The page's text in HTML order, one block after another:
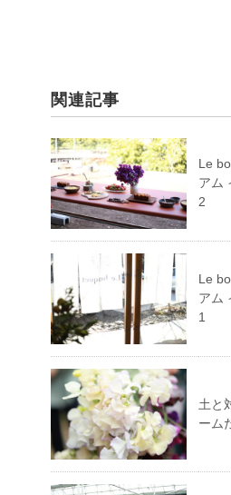
関連記事
Le
アム
2
Le
アム
1
土と
ーム